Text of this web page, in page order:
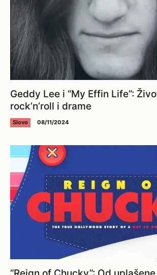
Geddy Lee i “My Effin Life”:
rock’n’roll i drame
Slovo 08/11/2024